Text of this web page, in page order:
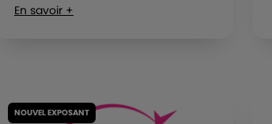
En savoir +
NOUVEL EXPOSANT